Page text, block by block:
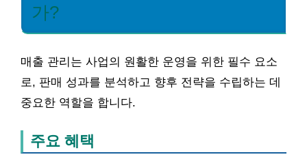
가?
매출 관리는 사업의 원활한 운영을 위한 필수 요소
로, 판매 성과를 분석하고 향후 전략을 수립하는 데
중요한 역할을 합니다.
주요 혜택